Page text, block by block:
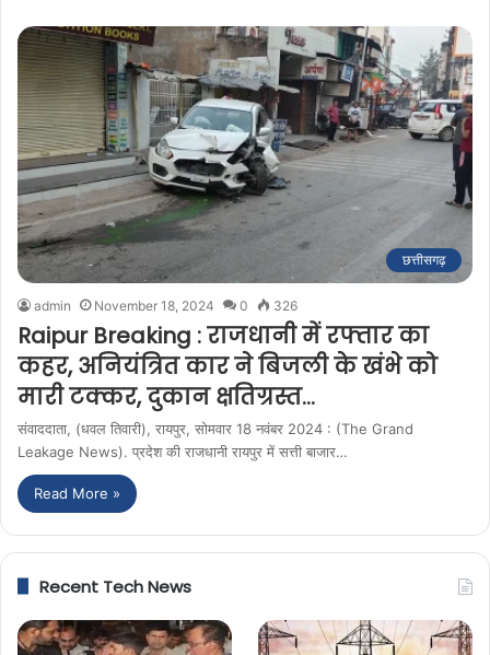
छत्तीसगढ़
admin November 18, 2024 0 326
Raipur Breaking : राजधानी में रफ्तार का
कहर, अनियंत्रित कार ने बिजली के खंभे को
मारी टक्कर, दुकान क्षतिग्रस्त…
संवाददाता, (धवल तिवारी), रायपुर, सोमवार 18 नवंबर 2024 : (The Grand
Leakage News). प्रदेश की राजधानी रायपुर में सत्ती बाजार…
Read More »
Recent Tech News